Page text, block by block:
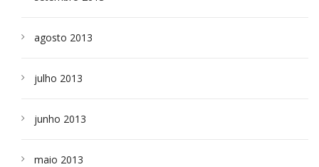
agosto 2013
julho 2013
junho 2013
maio 2013